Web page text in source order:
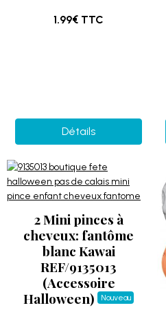
1.99€ TTC
Détails
2 Mini pinces à
cheveux: fantôme
blanc Kawai
REF/9135013
(Accessoire
Halloween)
Nouveau